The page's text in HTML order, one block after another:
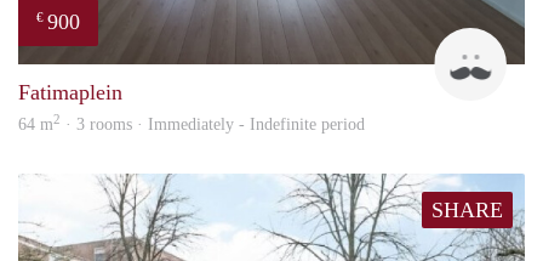
€ 900
Fatimaplein
64 m2 · 3 rooms · Immediately - Indefinite period
SHARE